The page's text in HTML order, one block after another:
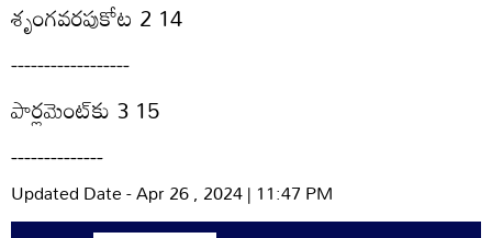
శృంగవరపుకోట 2 14
------------------
పార్లమెంట్‌కు 3 15
--------------
Updated Date - Apr 26 , 2024 | 11:47 PM